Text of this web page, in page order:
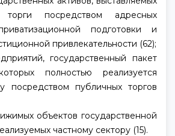
посредством адресных
подготовки и
привлекательности (62);
государственный пакет
полностью реализуется
посредством публичных торгов
объектов государственной
частному сектору (15).